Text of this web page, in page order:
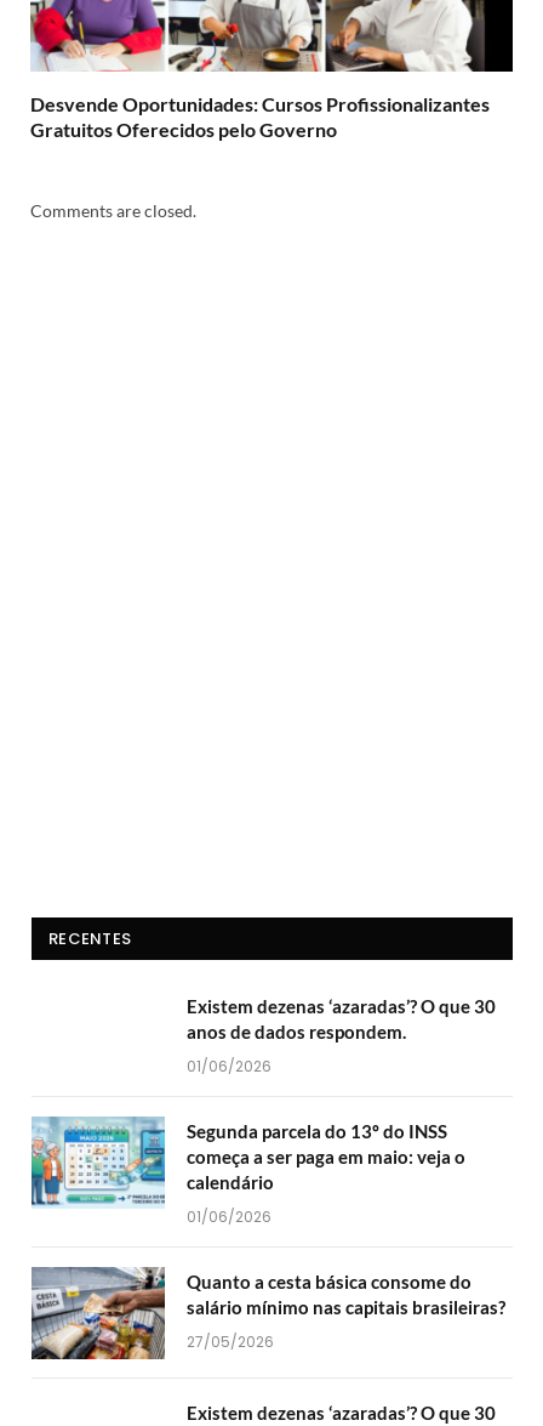
Desvende Oportunidades: Cursos Profissionalizantes
Gratuitos Oferecidos pelo Governo
Comments are closed.
RECENTES
Existem dezenas ‘azaradas’? O que 30
anos de dados respondem.
01/06/2026
Segunda parcela do 13º do INSS
começa a ser paga em maio: veja o
calendário
01/06/2026
Quanto a cesta básica consome do
salário mínimo nas capitais brasileiras?
27/05/2026
Existem dezenas ‘azaradas’? O que 30